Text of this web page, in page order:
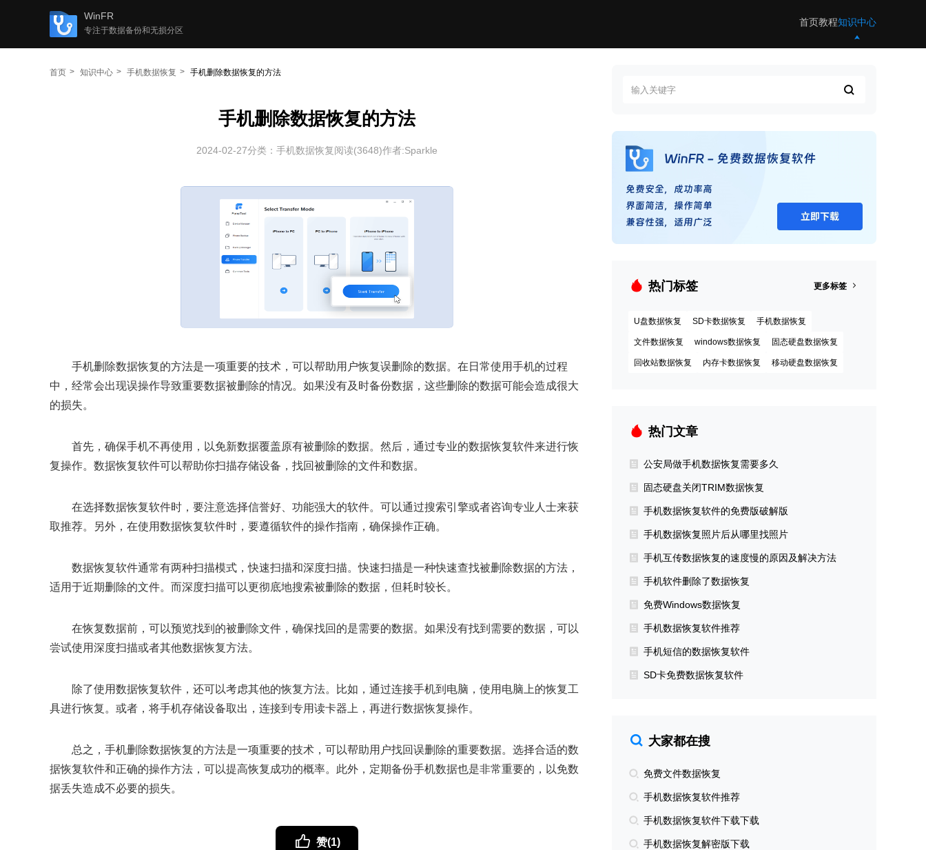
WinFR
专注于数据备份和无损分区
首页教程知识中心
首页 知识中心 手机数据恢复 手机删除数据恢复的方法
手机删除数据恢复的方法
2024-02-27分类： 手机数据恢复阅读(3648)作者:Sparkle
手机删除数据恢复的方法是一项重要的技术，可以帮助用户恢复误删除的数据。在日常使用手机的过程
中，经常会出现误操作导致重要数据被删除的情况。如果没有及时备份数据，这些删除的数据可能会造成很大
的损失。
首先，确保手机不再使用，以免新数据覆盖原有被删除的数据。然后，通过专业的数据恢复软件来进行恢
复操作。数据恢复软件可以帮助你扫描存储设备，找回被删除的文件和数据。
在选择数据恢复软件时，要注意选择信誉好、功能强大的软件。可以通过搜索引擎或者咨询专业人士来获
取推荐。另外，在使用数据恢复软件时，要遵循软件的操作指南，确保操作正确。
数据恢复软件通常有两种扫描模式，快速扫描和深度扫描。快速扫描是一种快速查找被删除数据的方法，
适用于近期删除的文件。而深度扫描可以更彻底地搜索被删除的数据，但耗时较长。
在恢复数据前，可以预览找到的被删除文件，确保找回的是需要的数据。如果没有找到需要的数据，可以
尝试使用深度扫描或者其他数据恢复方法。
除了使用数据恢复软件，还可以考虑其他的恢复方法。比如，通过连接手机到电脑，使用电脑上的恢复工
具进行恢复。或者，将手机存储设备取出，连接到专用读卡器上，再进行数据恢复操作。
总之，手机删除数据恢复的方法是一项重要的技术，可以帮助用户找回误删除的重要数据。选择合适的数
据恢复软件和正确的操作方法，可以提高恢复成功的概率。此外，定期备份手机数据也是非常重要的，以免数
据丢失造成不必要的损失。
赞(1)
热门标签 更多标签
U盘数据恢复 SD卡数据恢复 手机数据恢复
文件数据恢复 windows数据恢复 固态硬盘数据恢复
回收站数据恢复 内存卡数据恢复 移动硬盘数据恢复
热门文章
公安局做手机数据恢复需要多久
固态硬盘关闭TRIM数据恢复
手机数据恢复软件的免费版破解版
手机数据恢复照片后从哪里找照片
手机互传数据恢复的速度慢的原因及解决方法
手机软件删除了数据恢复
免费Windows数据恢复
手机数据恢复软件推荐
手机短信的数据恢复软件
SD卡免费数据恢复软件
大家都在搜
免费文件数据恢复
手机数据恢复软件推荐
手机数据恢复软件下载下载
手机数据恢复解密版下载